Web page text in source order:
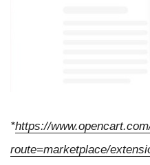
*https://
route=marketplace/